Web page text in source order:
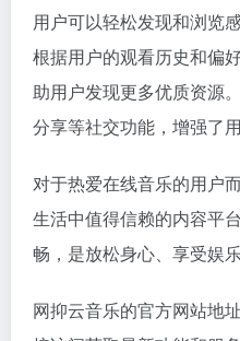
用户可以轻松发现和浏览
根据用户的观看历史和偏
助用户发现更多优质资源
分享等社交功能，增强了
对于热爱在线音乐的用户
生活中值得信赖的内容平
畅，是放松身心、享受娱
网抑云音乐的官方网站地